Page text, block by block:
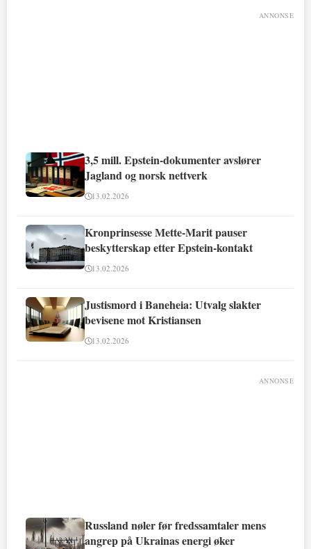
ANNONSE
3,5 mill. Epstein-dokumenter avslører
Jagland og norsk nettverk
13.02.2026
Kronprinsesse Mette-Marit pauser
beskytterskap etter Epstein-kontakt
13.02.2026
Justismord i Baneheia: Utvalg slakter
bevisene mot Kristiansen
13.02.2026
ANNONSE
Russland nøler før fredssamtaler mens
angrep på Ukrainas energi øker